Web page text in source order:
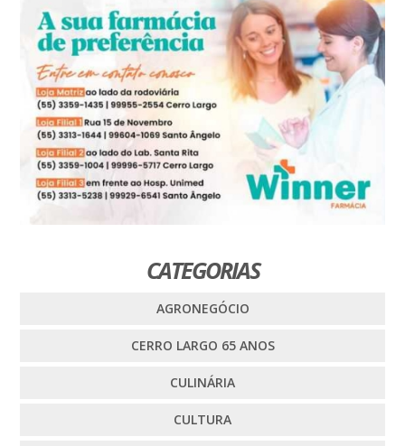
CATEGORIAS
AGRONEGÓCIO
CERRO LARGO 65 ANOS
CULINÁRIA
CULTURA